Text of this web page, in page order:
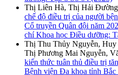
Thị Liên Hà, Thị Hải
chế độ điều trị của người
Cổ truyền Quân đội năm
chí Khoa học Điều dưỡng:
Thị Thu Thủy Nguyễn,
Thị Phương Mai Nguyễn,
kiến thức tuân thủ điều trị
Bệnh viện Đa khoa tỉnh Bắc